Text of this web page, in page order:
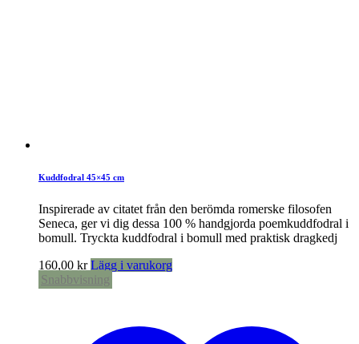
Kuddfodral 45×45 cm
Inspirerade av citatet från den berömda romerske filosofen
Seneca, ger vi dig dessa 100 % handgjorda poemkuddfodral i
bomull. Tryckta kuddfodral i bomull med praktisk dragkedj
160,00 kr Lägg i varukorg
Snabbvisning